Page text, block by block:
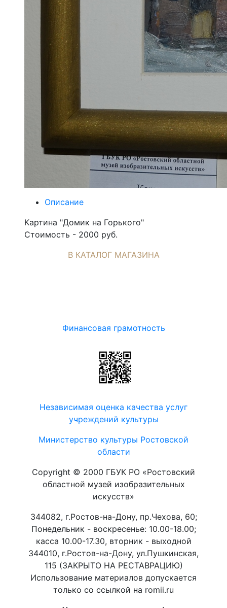
Описание
Картина "Домик на Горького"
Стоимость - 2000 руб.
В КАТАЛОГ МАГАЗИНА
Финансовая грамотность
Независимая оценка качества услуг
учреждений культуры
Министерство культуры Ростовской
области
Copyright © 2000 ГБУК РО «Ростовский
областной музей изобразительных
искусств»
344082, г.Ростов-на-Дону, пр.Чехова, 60;
Понедельник - воскресенье: 10.00-18.00;
касса 10.00-17.30, вторник - выходной
344010, г.Ростов-на-Дону, ул.Пушкинская,
115 (ЗАКРЫТО НА РЕСТАВРАЦИЮ)
Использование материалов допускается
только со ссылкой на romii.ru